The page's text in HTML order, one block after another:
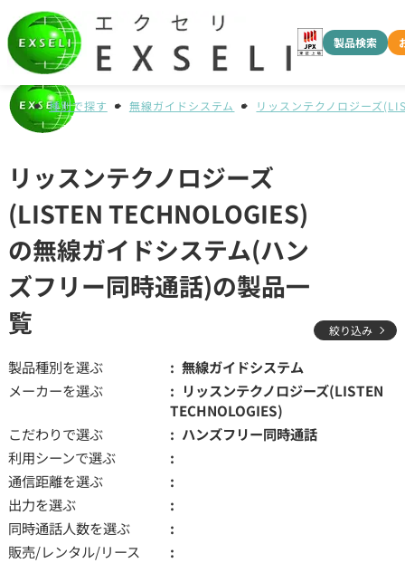
製品検索
種別で探す 無線ガイドシステム リッスンテクノロジーズ
リッスンテクノロジーズ
(LISTEN TECHNOLOGIES)
の無線ガイドシステム(ハン
ズフリー同時通話)の製品一
覧
絞り込み
製品種別を選ぶ
無線ガイドシステム
メーカーを選ぶ
リッスンテクノロジーズ(LISTEN
TECHNOLOGIES)
こだわりで選ぶ
ハンズフリー同時通話
利用シーンで選ぶ
通信距離を選ぶ
出力を選ぶ
同時通話人数を選ぶ
販売/レンタル/リース